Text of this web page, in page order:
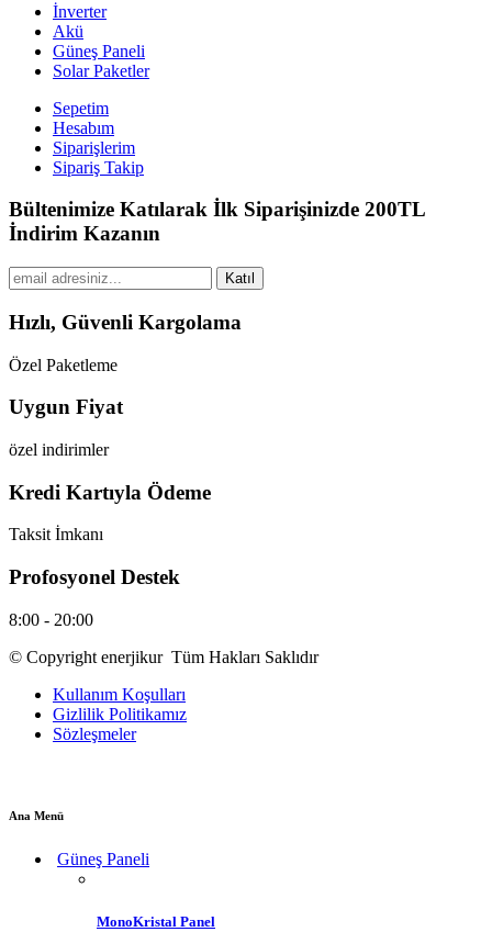
İnverter
Akü
Güneş Paneli
Solar Paketler
Sepetim
Hesabım
Siparişlerim
Sipariş Takip
Bültenimize Katılarak İlk Siparişinizde 200TL
İndirim Kazanın
Katıl
Hızlı, Güvenli Kargolama
Özel Paketleme
Uygun Fiyat
özel indirimler
Kredi Kartıyla Ödeme
Taksit İmkanı
Profosyonel Destek
8:00 - 20:00
© Copyright enerjikur Tüm Hakları Saklıdır
Kullanım Koşulları
Gizlilik Politikamız
Sözleşmeler
Ana Menü
Güneş Paneli
MonoKristal Panel